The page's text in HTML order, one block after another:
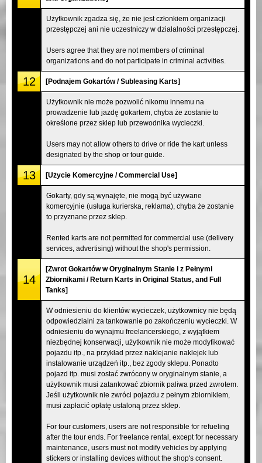
Użytkownik zgadza się, że nie jest członkiem organizacji
przestępczej ani nie uczestniczy w działalności przestępczej.
Users agree that they are not members of criminal
organizations and do not participate in criminal activities.
12 [Podnajem Gokartów / Subleasing Karts]
Użytkownik nie może pozwolić nikomu innemu na
prowadzenie lub jazdę gokartem, chyba że zostanie to
określone przez sklep lub przewodnika wycieczki.
Users may not allow others to drive or ride the kart unless
designated by the shop or tour guide.
13 [Użycie Komercyjne / Commercial Use]
Gokarty, gdy są wynajęte, nie mogą być używane
komercyjnie (usługa kurierska, reklama), chyba że zostanie
to przyznane przez sklep.
Rented karts are not permitted for commercial use (delivery
services, advertising) without the shop's permission.
14
[Zwrot Gokartów w Oryginalnym Stanie i z Pełnymi
Zbiornikami / Return Karts in Original Status, and Full
Tanks]
W odniesieniu do klientów wycieczek, użytkownicy nie będą
odpowiedzialni za tankowanie po zakończeniu wycieczki. W
odniesieniu do wynajmu freelancerskiego, z wyjątkiem
niezbędnej konserwacji, użytkownik nie może modyfikować
pojazdu itp., na przykład przez naklejanie naklejek lub
instalowanie urządzeń itp., bez zgody sklepu. Ponadto
pojazd itp. musi zostać zwrócony w oryginalnym stanie, a
użytkownik musi zatankować zbiornik paliwa przed zwrotem.
Jeśli użytkownik nie zwróci pojazdu z pełnym zbiornikiem,
musi zapłacić opłatę ustaloną przez sklep.
For tour customers, users are not responsible for refueling
after the tour ends. For freelance rental, except for necessary
maintenance, users must not modify vehicles by applying
stickers or installing devices without the shop's consent.